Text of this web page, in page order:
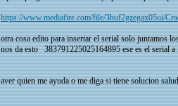
https://www.mediafire.com/file/3buf2gzegax05ui/
otra cosa edito para insertar el serial solo
nos da esto 383791225025164895 ese es el serial a
aver quien me ayuda o me diga si tiene solucion